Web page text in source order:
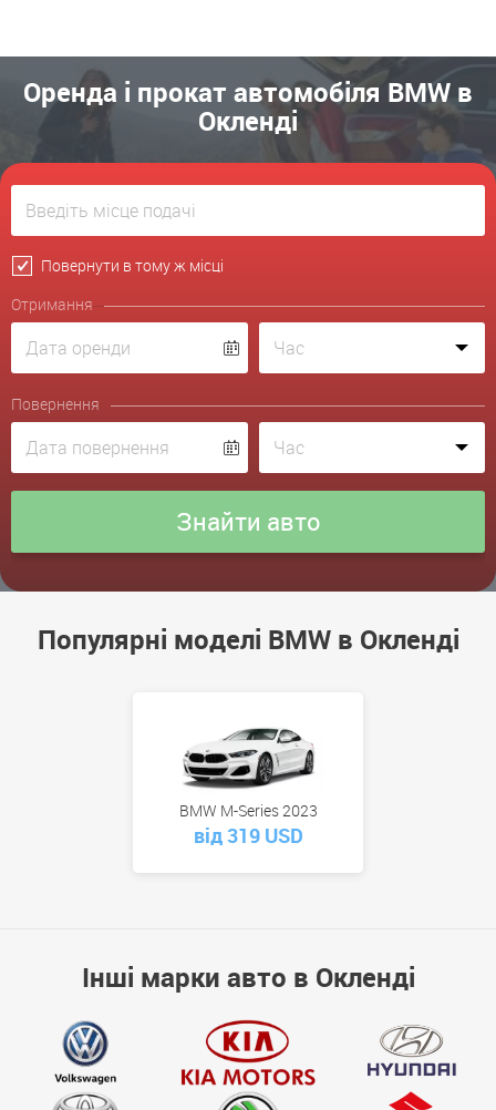
Оренда і прокат автомобіля BMW в
Окленді
Повернути в тому ж місці
Отримання
Повернення
Популярні моделі BMW в Окленді
BMW M-Series 2023
від 319 USD
Інші марки авто в Окленді